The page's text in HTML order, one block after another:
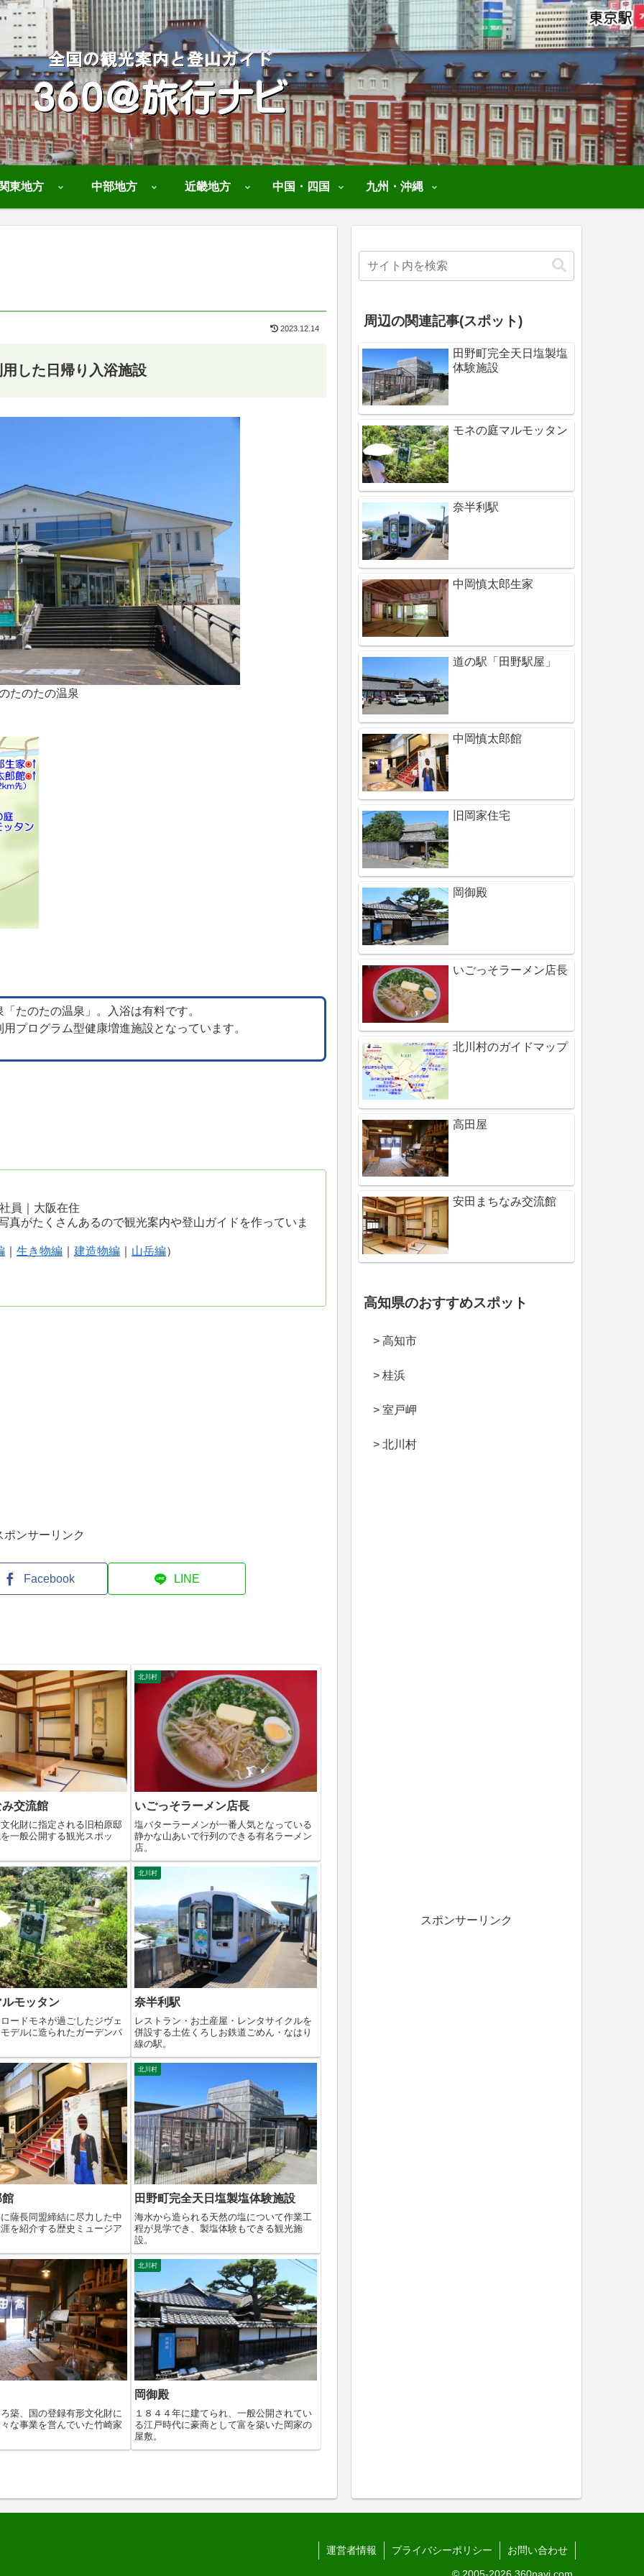
東地方 中部地方 近畿地方 中国・四国 九州・沖縄
2023.12.14
した日帰り入浴施設
たのたの温泉
たのたの温泉」。入浴は有料です。
プログラム型健康増進施設となっています。
員｜大阪在住
真がたくさんあるので観光案内や登山ガイドを作っていま
｜ 生き物編｜ 建造物編｜ 山岳編）
ポンサーリンク
Facebook LINE
交流館
化財に指定される旧柏原邸
一般公開する観光スポッ
北川村
いごっそラーメン店長
塩バターラーメンが一番人気となっている
静かな山あいで行列のできる有名ラーメン
店。
モッタン
ードモネが過ごしたジヴェ
デルに造られたガーデンパ
北川村
奈半利駅
レストラン・お土産屋・レンタサイクルを
併設する土佐くろしお鉄道ごめん・なはり
線の駅。
館
薩長同盟締結に尽力した中
を紹介する歴史ミュージア
北川村
田野町完全天日塩製塩体験施設
海水から造られる天然の塩について作業工
程が見学でき、製塩体験もできる観光施
設。
築、国の登録有形文化財に
な事業を営んでいた竹崎家
北川村
岡御殿
１８４４年に建てられ、一般公開されてい
る江戸時代に豪商として富を築いた岡家の
屋敷。
周辺の関連記事(スポット)
田野町完全天日塩製塩
体験施設
モネの庭マルモッタン
奈半利駅
中岡慎太郎生家
道の駅「田野駅屋」
中岡慎太郎館
旧岡家住宅
岡御殿
いごっそラーメン店長
北川村のガイドマップ
高田屋
安田まちなみ交流館
高知県のおすすめスポット
> 高知市
> 桂浜
> 室戸岬
> 北川村
スポンサーリンク
運営者情報 プライバシーポリシー お問い合わせ